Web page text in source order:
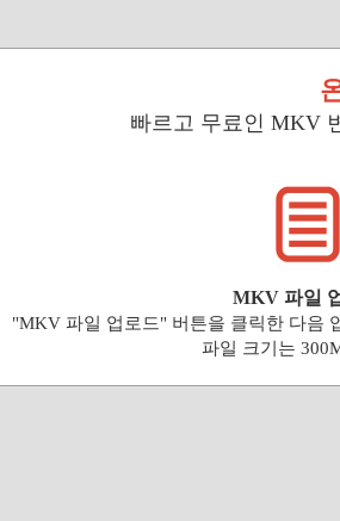
빠르고 무료인 MKV
MKV 파일
"MKV 파일 업로드" 버튼을 클릭한 다음
파일 크기는